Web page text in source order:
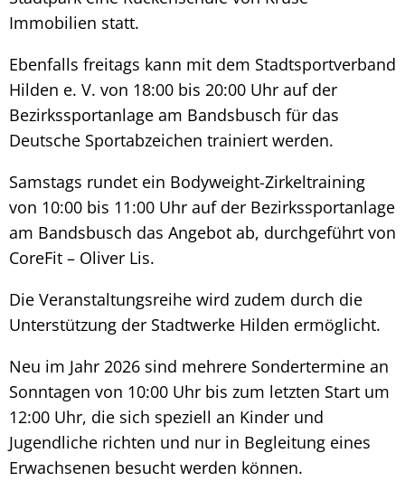
Immobilien statt.
Ebenfalls freitags kann mit dem Stadtsportverband
Hilden e. V. von 18:00 bis 20:00 Uhr auf der
Bezirkssportanlage am Bandsbusch für das
Deutsche Sportabzeichen trainiert werden.
Samstags rundet ein Bodyweight-Zirkeltraining
von 10:00 bis 11:00 Uhr auf der Bezirkssportanlage
am Bandsbusch das Angebot ab, durchgeführt von
CoreFit – Oliver Lis.
Die Veranstaltungsreihe wird zudem durch die
Unterstützung der Stadtwerke Hilden ermöglicht.
Neu im Jahr 2026 sind mehrere Sondertermine an
Sonntagen von 10:00 Uhr bis zum letzten Start um
12:00 Uhr, die sich speziell an Kinder und
Jugendliche richten und nur in Begleitung eines
Erwachsenen besucht werden können.